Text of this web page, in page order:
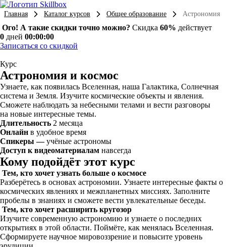
Главная Каталог курсов Общее образование Астрономия
Ого! А такие скидки точно можно? Скидка 60% действует
0 дней 00:00:00
Записаться со скидкой
Курс
Астрономия и космос
Узнаете, как появилась Вселенная, наша Галактика, Солнечная
система и Земля. Изучите космические объекты и явления.
Сможете наблюдать за небесными телами и вести разговоры
на новые интересные темы.
Длительность 2 месяца
Онлайн в удобное время
Спикеры —учёные астрономы
Доступ к видеоматериалам навсегда
Кому подойдёт этот курс
Тем, кто хочет узнать больше о космосе
Разберётесь в основах астрономии. Узнаете интересные факты о
космических явлениях и межпланетных миссиях. Заполните
пробелы в знаниях и сможете вести увлекательные беседы.
Тем, кто хочет расширить кругозор
Изучите современную астрономию и узнаете о последних
открытиях в этой области. Поймёте, как менялась Вселенная.
Сформируете научное мировоззрение и повысите уровень